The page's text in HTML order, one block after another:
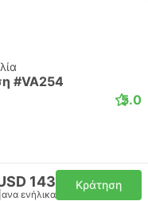
#VA254
5.0
143
ανα ενήλικα
Κράτηση